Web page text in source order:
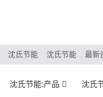
沈氏节能 沈氏节能 最新
沈氏节能:产品 沈氏